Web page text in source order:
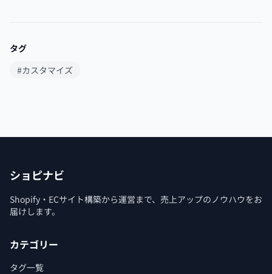
タグ
#カスタマイズ
ショピナビ
Shopify・ECサイト構築から運営まで、売上アップのノウハウをお
届けします。
カテゴリー
タグ一覧